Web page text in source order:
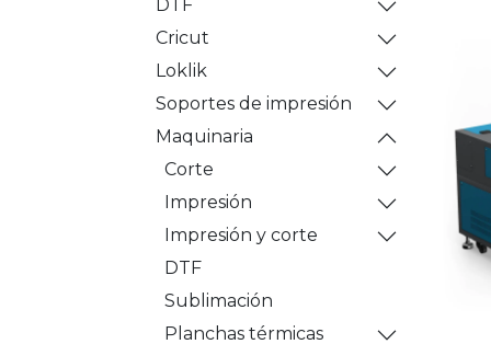
DTF
Cricut
Loklik
Soportes de impresión
Maquinaria
Corte
Impresión
Impresión y corte
DTF
Sublimación
Planchas térmicas